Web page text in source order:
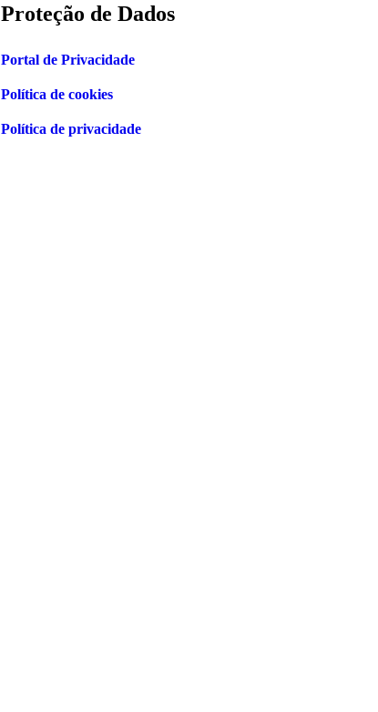
Proteção de Dados
Portal de Privacidade
Política de cookies
Política de privacidade